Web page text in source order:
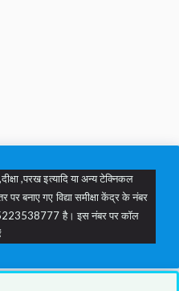
,परख इत्यादि या अन्य टेक्निकल
बनाए गए विद्या समीक्षा केंद्र के नंबर
है। इस नंबर पर कॉल